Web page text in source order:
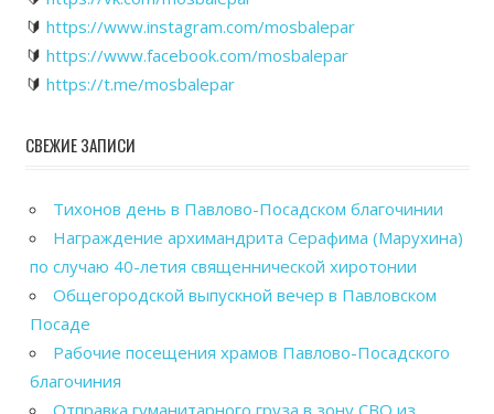
🔰 https://www.instagram.com/mosbalepar
🔰 https://www.facebook.com/mosbalepar
🔰 https://t.me/mosbalepar
СВЕЖИЕ ЗАПИСИ
Тихонов день в Павлово-Посадском благочинии
Награждение архимандрита Серафима (Марухина)
по случаю 40-летия священнической хиротонии
Общегородской выпускной вечер в Павловском
Посаде
Рабочие посещения храмов Павлово-Посадского
благочиния